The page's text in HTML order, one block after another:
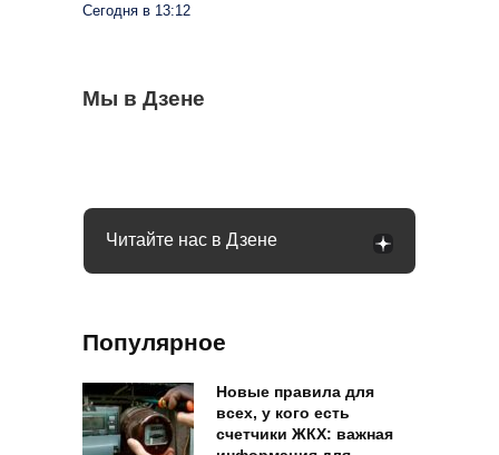
Сегодня в 13:12
Мы в Дзене
Весь виноград растрескался, пришлось
выкинуть ягоды: как распознать оидиум
Помидоры станут слаще и мясистей:
Спасаем огород от сорняков с помощью
Читайте нас в Дзене
Популярное
Новые правила для
всех, у кого есть
счетчики ЖКХ: важная